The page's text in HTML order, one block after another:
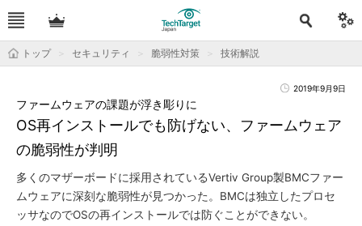
トップ セキュリティ 脆弱性対策 技術解説
2019年9月9日
OS再インストールでも防げない、ファームウェア
の脆弱性が判明
ファームウェアの課題が浮き彫りに
多くのマザーボードに採用されているVertiv Group製BMCファー
ムウェアに深刻な脆弱性が見つかった。BMCは独立したプロセ
ッサなのでOSの再インストールでは防ぐことができない。